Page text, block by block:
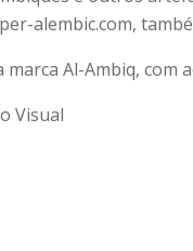
alembic.com,
Al-Ambiq,
Visual